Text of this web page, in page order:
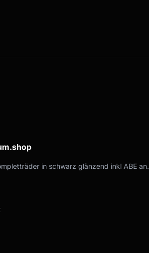
in schwarz glänzend inkl ABE an.